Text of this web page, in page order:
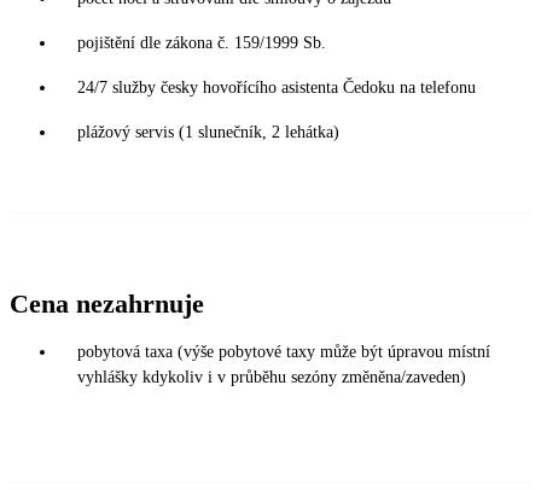
pojištění dle zákona č. 159/1999 Sb.
24/7 služby česky hovořícího asistenta Čedoku na telefonu
plážový servis (1 slunečník, 2 lehátka)
Cena nezahrnuje
pobytová taxa (výše pobytové taxy může být úpravou místní
vyhlášky kdykoliv i v průběhu sezóny změněna/zaveden)